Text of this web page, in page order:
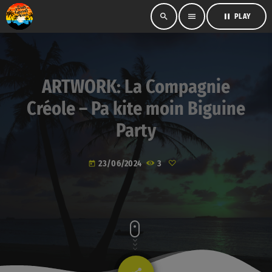
search menu pause PLAY
ARTWORK: La Compagnie
Créole – Pa kite moin Biguine
Party
today 23/06/2024 3